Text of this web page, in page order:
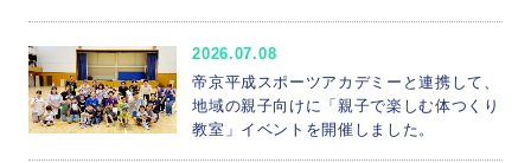
地域連携
冲永寛子学長のコラムが日本経済新聞の「交遊抄」に掲載されました
健康メディカル学部 理学療法学科 受賞
国際交流 部活
2026.07.08
帝京平成スポーツアカデミーと連携して、
地域の親子向けに「親子で楽しむ体つくり
教室」イベントを開催しました。